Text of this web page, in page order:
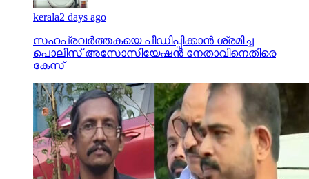
kerala2 days ago
സഹപ്രവര്‍ത്തകയെ പീഡിപ്പിക്കാന്‍ ശ്രമിച്ച
പൊലീസ് അസോസിയേഷന്‍ നേതാവിനെതിരെ
കേസ്